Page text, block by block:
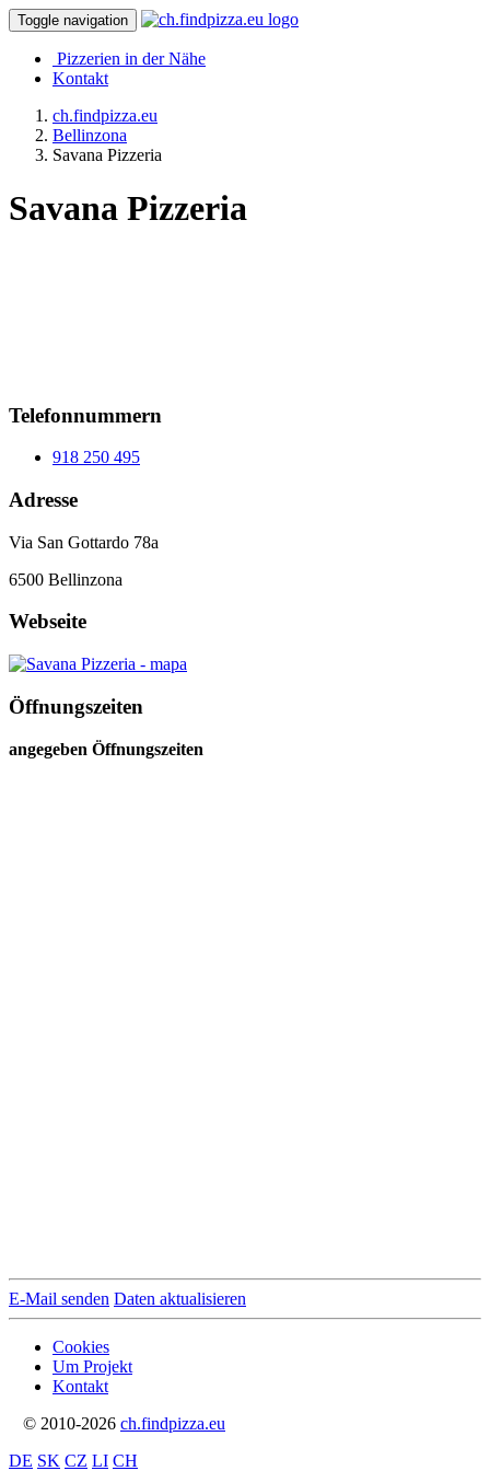
Toggle navigation
Pizzerien in der Nähe
Kontakt
ch.findpizza.eu
Bellinzona
Savana Pizzeria
Savana Pizzeria
Telefonnummern
918 250 495
Adresse
Via San Gottardo 78a
6500 Bellinzona
Webseite
Öffnungszeiten
angegeben Öffnungszeiten
E-Mail senden Daten aktualisieren
Cookies
Um Projekt
Kontakt
© 2010-2026 ch.findpizza.eu
DE SK CZ LI CH